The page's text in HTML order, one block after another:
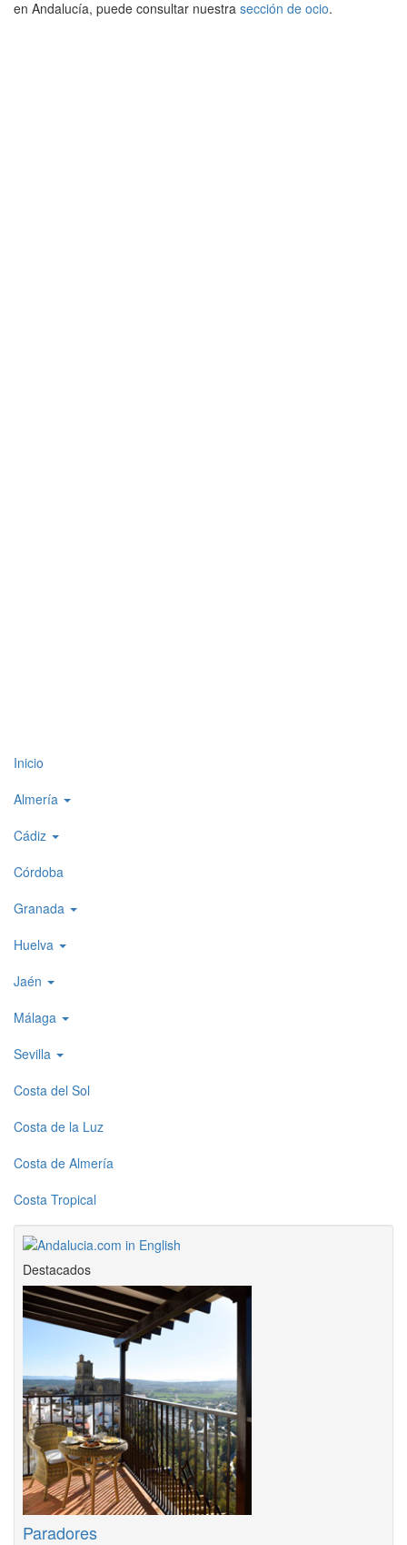
en Andalucía, puede consultar nuestra sección de ocio.
Top
level
1
Inicio
Almería
Cádiz
Córdoba
Granada
Huelva
Jaén
Málaga
Sevilla
Costa del Sol
Costa de la Luz
Costa de Almería
Costa Tropical
Destacados
Paradores